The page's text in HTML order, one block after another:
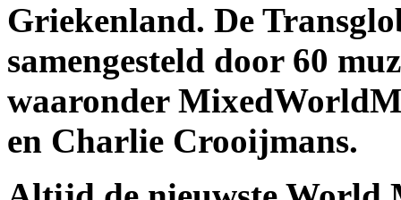
Griekenland. De
samengesteld door 60
waaronder
en Charlie Crooijmans.